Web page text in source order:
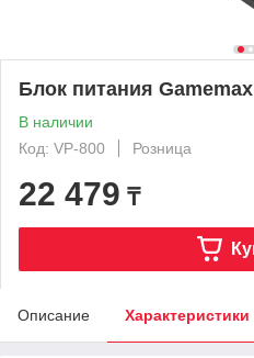
Блок питания
В наличии
Код: VP-800
Розница
22 479 ₸
Описание Характеристики